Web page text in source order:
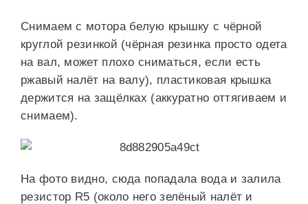
Снимаем с мотора белую крышку с чёрной
круглой резинкой (чёрная резинка просто одета
на вал, может плохо сниматься, если есть
ржавый налёт на валу), пластиковая крышка
держится на защёлках (аккуратно оттягиваем и
снимаем).
На фото видно, сюда попадала вода и залила
резистор R5 (около него зелёный налёт и